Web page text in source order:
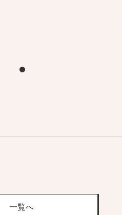
一覧へ